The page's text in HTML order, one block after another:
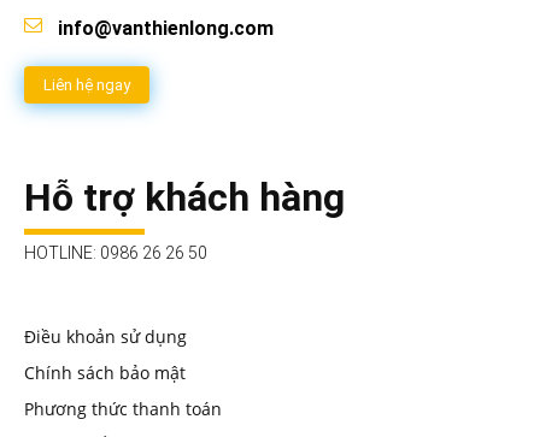
info@vanthienlong.com
Liên hệ ngay
Hỗ trợ khách hàng
HOTLINE: 0986 26 26 50
Điều khoản sử dụng
Chính sách bảo mật
Phương thức thanh toán